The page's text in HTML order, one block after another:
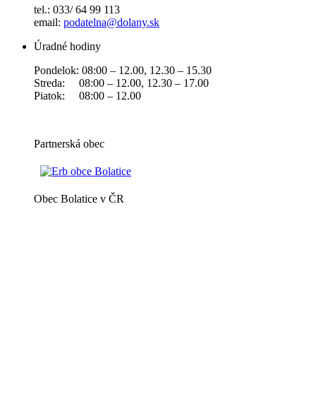
tel.: 033/ 64 99 113
email: podatelna@dolany.sk
Úradné hodiny
Pondelok: 08:00 – 12.00, 12.30 – 15.30
Streda: 08:00 – 12.00, 12.30 – 17.00
Piatok: 08:00 – 12.00
Partnerská obec
Obec Bolatice v ČR